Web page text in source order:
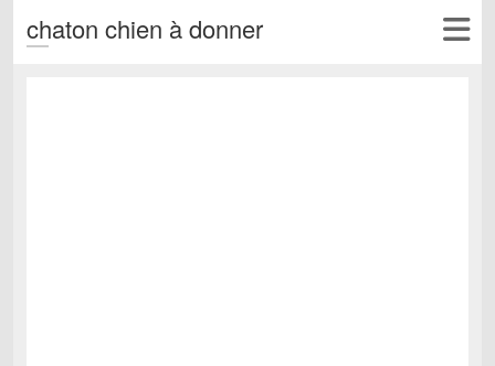
chaton chien à donner